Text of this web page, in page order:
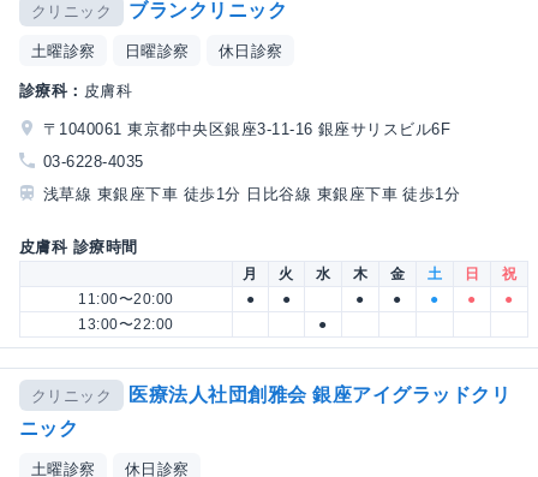
クリニック ブランクリニック
土曜診察 日曜診察 休日診察
診療科： 皮膚科
〒1040061 東京都中央区銀座3-11-16 銀座サリスビル6F
03-6228-4035
浅草線 東銀座下車 徒歩1分 日比谷線 東銀座下車 徒歩1分
皮膚科 診療時間
月 火 水 木 金 土 日
祝
11:00〜20:00
● ● ● ● ● ●
●
13:00〜22:00
●
クリニック
医療法人社団創雅会 銀座アイグラッドクリ
ニック
土曜診察 休日診察